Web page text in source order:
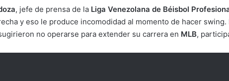
, jefe de prensa de la Liga Venezolana de Béisbol
y eso le produce incomodidad al momento de hacer
no operarse para extender su carrera en MLB,